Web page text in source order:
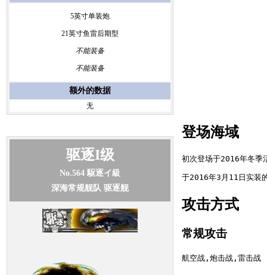
5英寸单装炮
21英寸鱼雷后期型
不能装备
不能装备
额外的数据
无
驱逐I级
No.564 駆逐イ級
深海常规舰队 驱逐舰
登场海域
攻击方式
常规攻击